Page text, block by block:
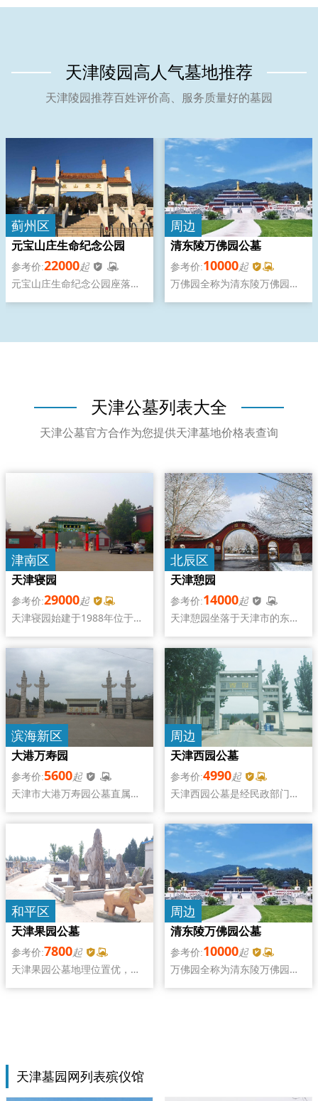
550亩，具有地势高、土质
格、更好的服务回报人民群众
天津陵园高人气墓地推荐
天津陵园推荐百姓评价高、服务质量好的墓园
蓟州区
元宝山庄生命纪念公园
22000起
元宝山庄生命纪念公园座落于
位，民政系统文明窗口，天津
周边
清东陵万佛园公墓
10000起
万佛园全称为清东陵万佛园公
便利。万佛园将佛教文化和孝
天津公墓列表大全
天津公墓官方合作为您提供天津墓地价格表查询
津南区
天津寝园
29000起
天津寝园始建于1988年位于天
公路南侧，占地466亩，现有职
工54人，是天津市的一座集骨
灰寄存与骨灰墓葬为一体的园
林式国营骨灰公墓。
北辰区
天津憩园
14000起
天津憩园坐落于天津市的东北
建于北仓公墓，总体设计遵从
自然，体现恩孝文化，这里将
是您安放逝去骨灰的一方福
地，也是缅怀追思与逝者亲情
对话的场所。
滨海新区
大港万寿园
5600起
天津市大港万寿园公墓直属于
主办,国营园林式公墓,位于大港
城区东北部,在风景优美的天津
市官港森林公园境内,园内花草
树木和凉亭将使您感受到大自
然的清新和纯净,是您安葬亲人
骨灰的
周边
天津西园公墓
4990起
天津西园公墓是经民政部门批
天津市西青区当杨路与霸杨线
交汇处北行路东,西青区当杨公
路3公里处，距离天津南站西行
10公里，交通便利，日常祭拜
还是比较便捷，另外整体环境
优美，给您的亲人一片净土,让
逝者在天堂给亲人们以无限的
庇佑。西园公墓将是您理想的
选择。
和平区
天津果园公墓
7800起
天津果园公墓地理位置优，堪
周边
清东陵万佛园公墓
10000起
万佛园全称为清东陵万佛园公
天津墓园网列表殡仪馆